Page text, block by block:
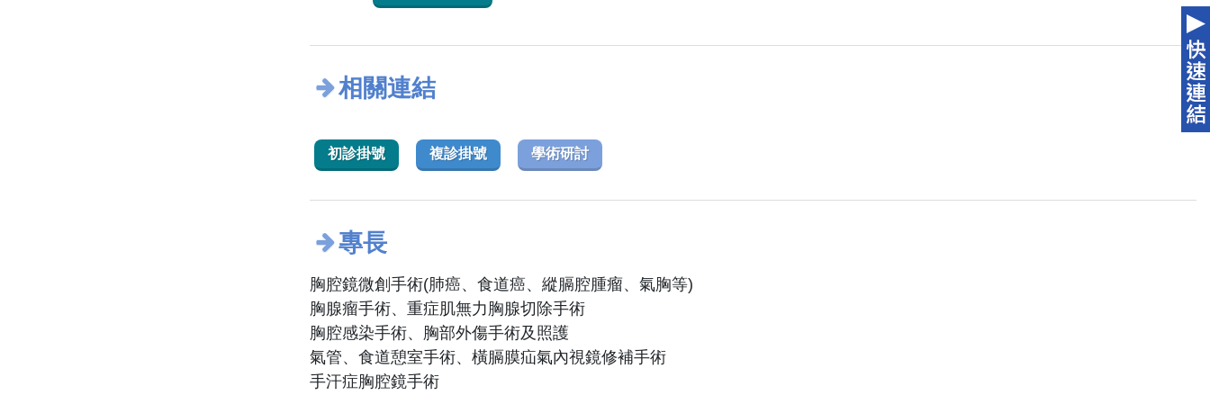
相關連結
初診掛號 複診掛號 學術研討
專長
胸腔鏡微創手術(肺癌、食道癌、縱膈腔腫瘤、氣胸等)
胸腺瘤手術、重症肌無力胸腺切除手術
胸腔感染手術、胸部外傷手術及照護
氣管、食道憩室手術、橫膈膜疝氣內視鏡修補手術
手汗症胸腔鏡手術